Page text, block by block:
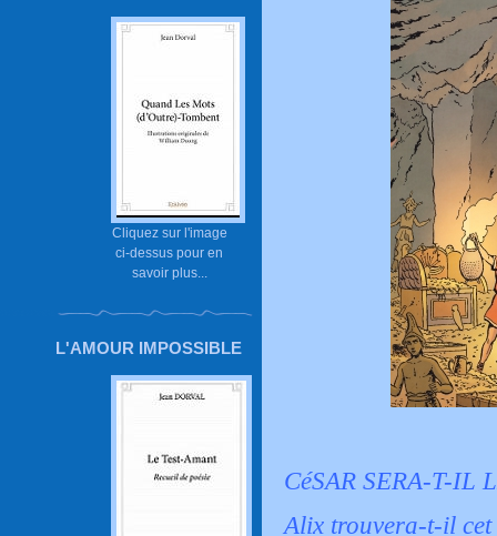
Cliquez sur l'image
ci-dessus pour en
savoir plus...
L'AMOUR IMPOSSIBLE
CéSAR SERA-T-IL
Alix trouvera-t-il cet